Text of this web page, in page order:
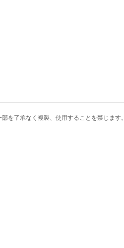
を了承なく複製、使用することを禁じます。